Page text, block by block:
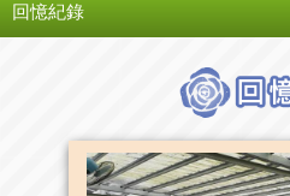
回憶紀錄